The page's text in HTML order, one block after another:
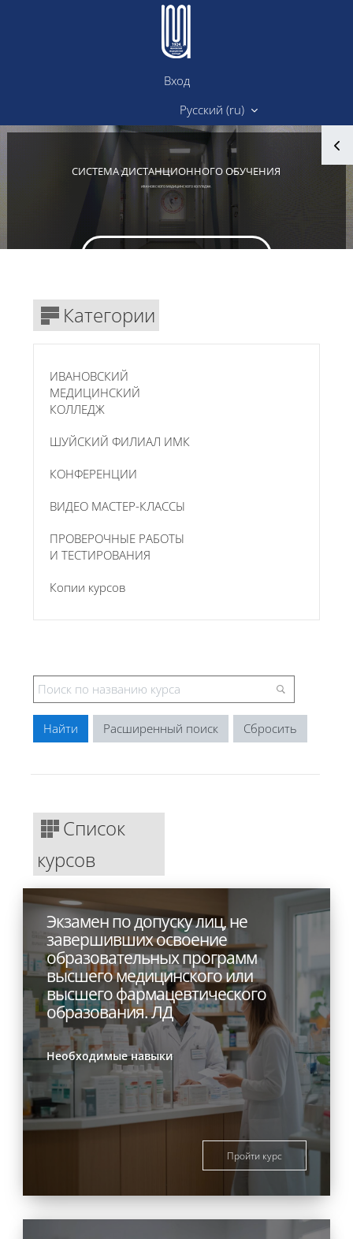
Перейти к основному содержанию
Вход
Русский ‎(ru)‎
Блоки
СИСТЕМА ДИСТАНЦИОННОГО ОБУЧЕНИЯ
ИВАНОВСКОГО МЕДИЦИНСКОГО КОЛЛЕДЖА
Блоки
Категории
ИВАНОВСКИЙ
МЕДИЦИНСКИЙ
КОЛЛЕДЖ
ШУЙСКИЙ ФИЛИАЛ ИМК
КОНФЕРЕНЦИИ
ВИДЕО МАСТЕР-КЛАССЫ
ПРОВЕРОЧНЫЕ РАБОТЫ
И ТЕСТИРОВАНИЯ
Копии курсов
Расширенный поиск
Список
курсов
Экзамен по допуску лиц, не
завершивших освоение
образовательных программ
высшего медицинского или
высшего фармацевтического
образования. ЛД
Необходимые навыки
Пройти курс